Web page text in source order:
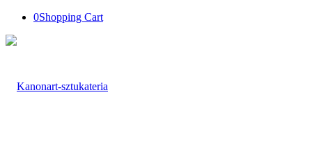
0Shopping Cart